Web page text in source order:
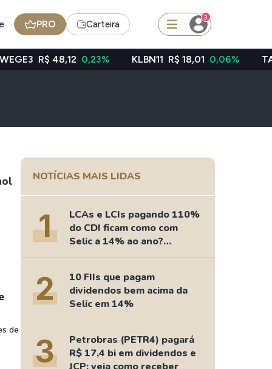
PRO Carteira
3
- BNB
Ideias
Agenda de Dividendos
Radar do Dividendo Inteligente
Carteiras Recomendadas
Comparador de Ativos
As Ações Mais Buscadas
Guia do Iniciante
0,23% KLBN11 R$ 18,01 0,06% TAEE11 R$
de
NOTÍCIAS MAIS LIDAS
1
LCAs e LCIs pagando 110%
do CDI ficam como com
Selic a 14% ao ano?
Fizemos as contas
2
10 FIIs que pagam
dividendos bem acima da
Selic em 14%
3
Petrobras (PETR4) pagará
R$ 17,4 bi em dividendos e